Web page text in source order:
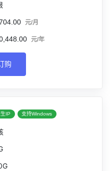
元/月
元/年
购
生IP 支持Windows